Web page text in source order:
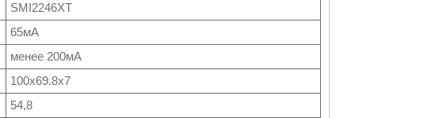
SMI2246XT
65мА
менее 200мА
100x69.8x7
54,8